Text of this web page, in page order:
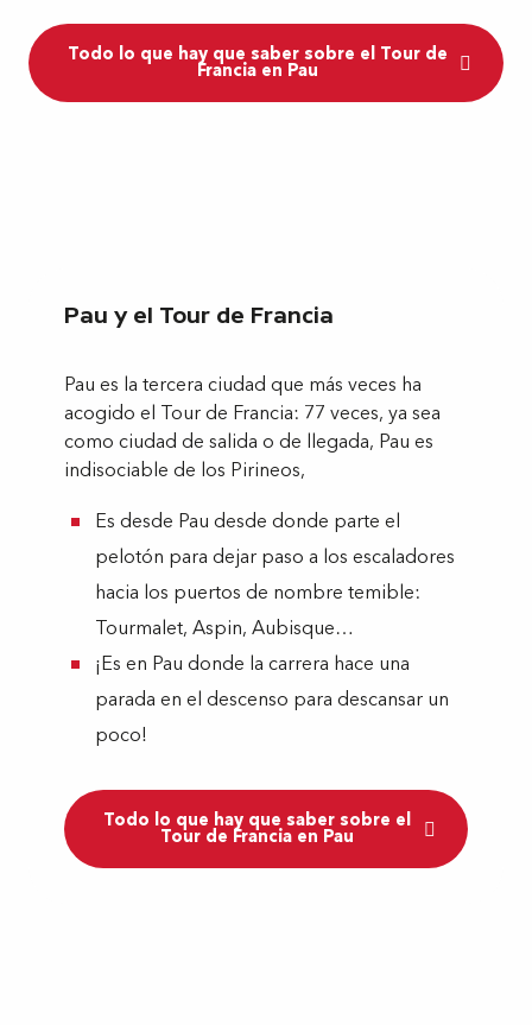
Todo lo que hay que saber sobre el Tour de
Francia en Pau
Pau y el Tour de Francia
Pau es la tercera ciudad que más veces ha
acogido el Tour de Francia: 77 veces, ya sea
como ciudad de salida o de llegada, Pau es
indisociable de los Pirineos,
Es desde Pau desde donde parte el
pelotón para dejar paso a los escaladores
hacia los puertos de nombre temible:
Tourmalet, Aspin, Aubisque…
¡Es en Pau donde la carrera hace una
parada en el descenso para descansar un
poco!
Todo lo que hay que saber sobre el
Tour de Francia en Pau